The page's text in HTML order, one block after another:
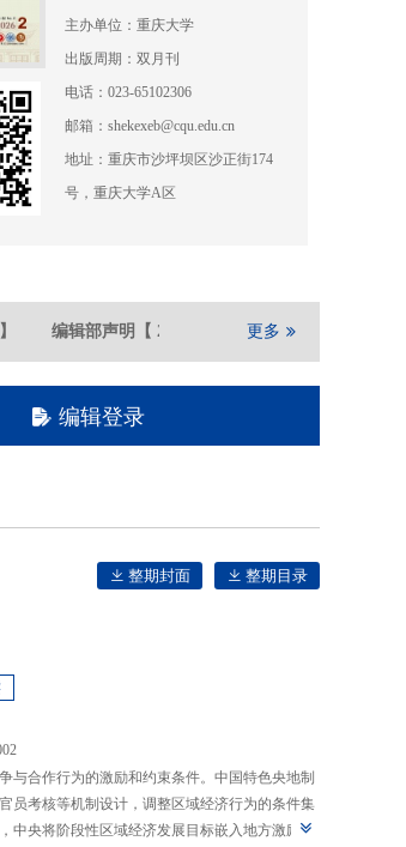
主办单位：重庆大学
出版周期：双月刊
电话：023-65102306
邮箱：shekexeb@cqu.edu.cn
地址：重庆市沙坪坝区沙正街174
号，重庆大学A区
编辑部声明【 2021-05 重庆大学期刊社
更多
编辑登录
整期封面 整期目录
与合作行为的激励和约束条件。中国特色央地制
员考核等机制设计，调整区域经济行为的条件集
中央将阶段性区域经济发展目标嵌入地方激励机